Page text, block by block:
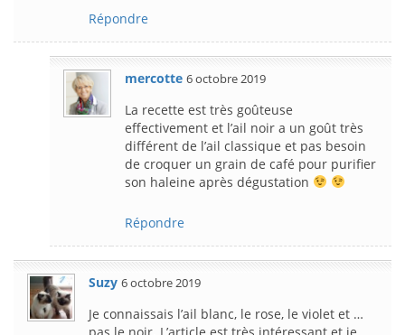
Répondre
mercotte 6 octobre 2019
La recette est très goûteuse
effectivement et l’ail noir a un goût très
différent de l’ail classique et pas besoin
de croquer un grain de café pour purifier
son haleine après dégustation
Répondre
Suzy 6 octobre 2019
Je connaissais l’ail blanc, le rose, le violet et …